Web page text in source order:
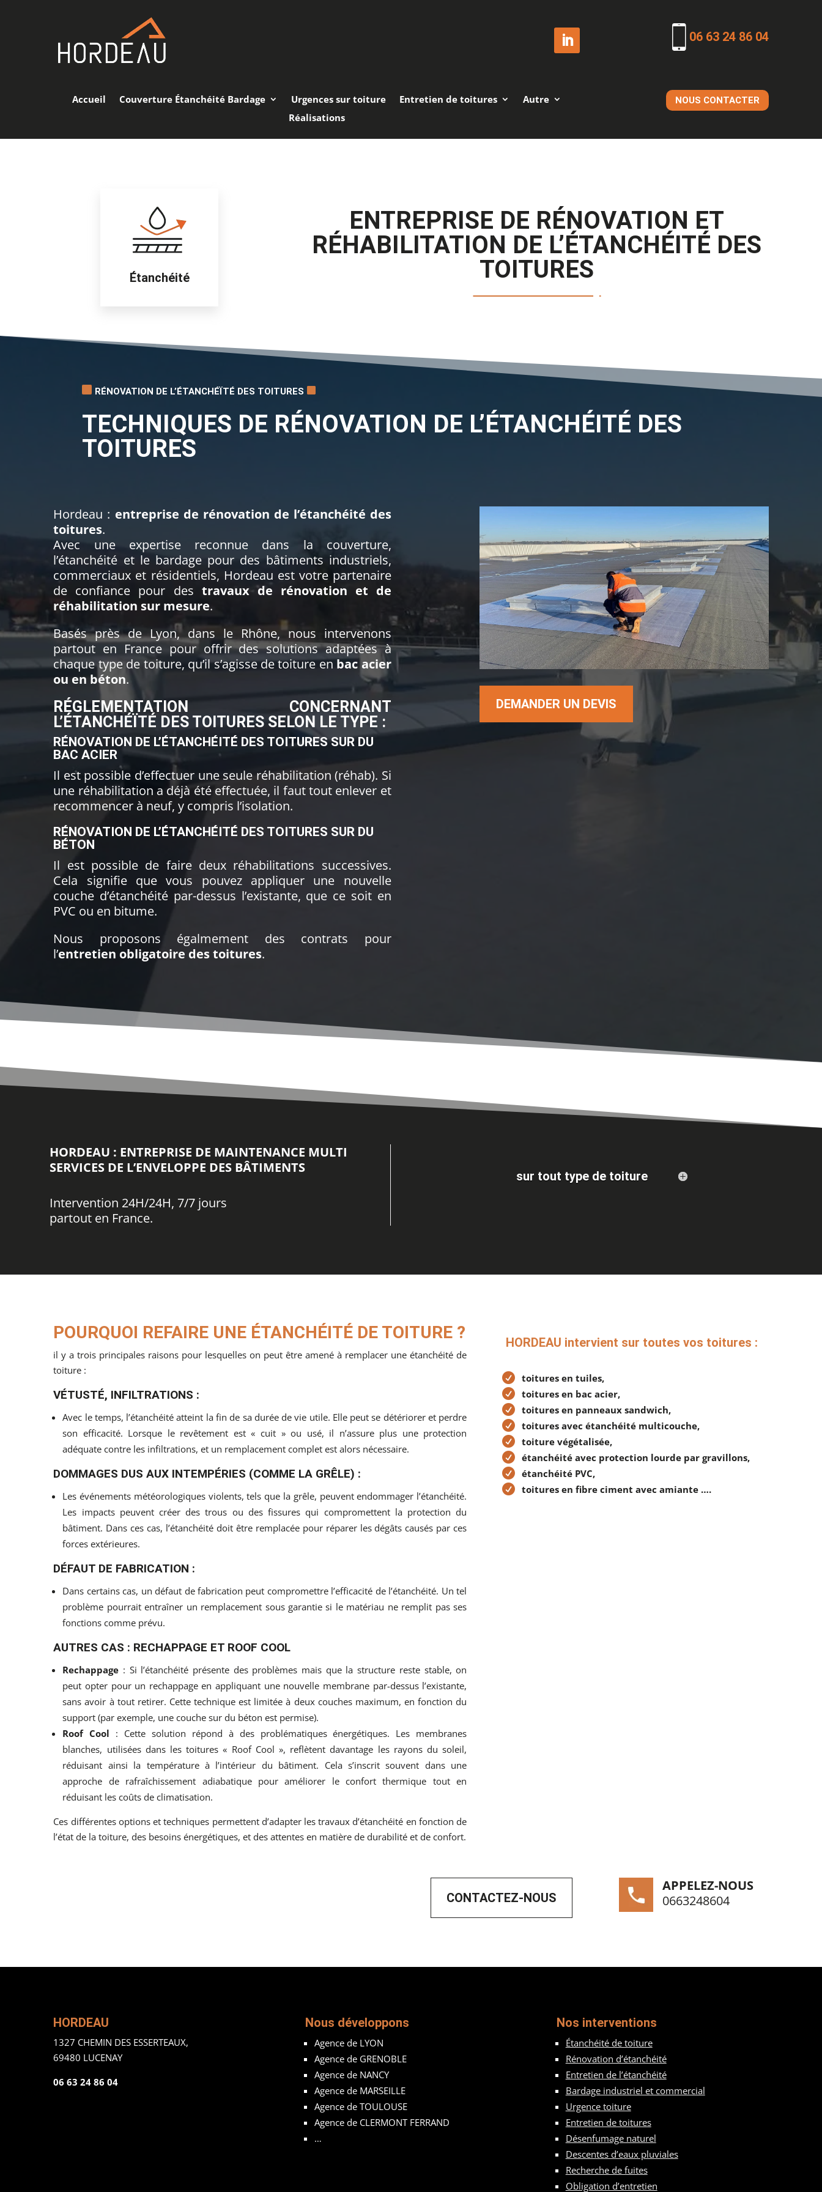
06 63 24 86 04
Accueil Couverture Étanchéité Bardage Urgences sur toiture Entretien de toitures
Autre
Réalisations
NOUS CONTACTER
Étanchéité
ENTREPRISE DE RÉNOVATION ET
RÉHABILITATION DE L’ÉTANCHÉITÉ DES
TOITURES
RÉNOVATION DE L’ÉTANCHÉÏTÉ DES TOITURES
TECHNIQUES DE RÉNOVATION DE L’ÉTANCHÉITÉ DES
TOITURES
Hordeau : entreprise de rénovation de l’étanchéité des
toitures.
Avec une expertise reconnue dans la couverture,
l’étanchéité et le bardage pour des bâtiments industriels,
commerciaux et résidentiels, Hordeau est votre partenaire
de confiance pour des travaux de rénovation et de
réhabilitation sur mesure.
Basés près de Lyon, dans le Rhône, nous intervenons
partout en France pour offrir des solutions adaptées à
chaque type de toiture, qu’il s’agisse de toiture enbac acier
ou en béton.
RÉGLEMENTATION CONCERNANT
L’ÉTANCHÉÏTÉ DES TOITURES SELON LE TYPE :
RÉNOVATION DE L’ÉTANCHÉITÉ DES TOITURES SUR DU
BAC ACIER
Il est possible d’effectuer une seule réhabilitation (réhab). Si
une réhabilitation a déjà été effectuée, il faut tout enlever et
recommencer à neuf, y compris l’isolation.
RÉNOVATION DE L’ÉTANCHÉITÉ DES TOITURES SUR DU
BÉTON
Il est possible de faire deux réhabilitations successives.
Cela signifie que vous pouvez appliquer une nouvelle
couche d’étanchéité par-dessus l’existante, que ce soit en
PVC ou en bitume.
Nous proposons égalmement des contrats pour
l’entretien obligatoire des toitures.
DEMANDER UN DEVIS
HORDEAU : ENTREPRISE DE MAINTENANCE MULTI
SERVICES DE L’ENVELOPPE DES BÂTIMENTS
Intervention 24H/24H, 7/7 jours
partout en France.
sur tout type de toiture
POURQUOI REFAIRE UNE ÉTANCHÉITÉ DE TOITURE ?
il y a trois principales raisons pour lesquelles on peut être amené à remplacer une étanchéité de
toiture :
VÉTUSTÉ, INFILTRATIONS :
Avec le temps, l’étanchéité atteint la fin de sa durée de vie utile. Elle peut se détériorer et perdre
son efficacité. Lorsque le revêtement est « cuit » ou usé, il n’assure plus une protection
adéquate contre les infiltrations, et un remplacement complet est alors nécessaire.
DOMMAGES DUS AUX INTEMPÉRIES (COMME LA GRÊLE) :
Les événements météorologiques violents, tels que la grêle, peuvent endommager l’étanchéité.
Les impacts peuvent créer des trous ou des fissures qui compromettent la protection du
bâtiment. Dans ces cas, l’étanchéité doit être remplacée pour réparer les dégâts causés par ces
forces extérieures.
DÉFAUT DE FABRICATION :
Dans certains cas, un défaut de fabrication peut compromettre l’efficacité de l’étanchéité. Un tel
problème pourrait entraîner un remplacement sous garantie si le matériau ne remplit pas ses
fonctions comme prévu.
AUTRES CAS : RECHAPPAGE ET ROOF COOL
Rechappage : Si l’étanchéité présente des problèmes mais que la structure reste stable, on
peut opter pour un rechappage en appliquant une nouvelle membrane par-dessus l’existante,
sans avoir à tout retirer. Cette technique est limitée à deux couches maximum, en fonction du
support (par exemple, une couche sur du béton est permise).
Roof Cool : Cette solution répond à des problématiques énergétiques. Les membranes
blanches, utilisées dans les toitures « Roof Cool », reflètent davantage les rayons du soleil,
réduisant ainsi la température à l’intérieur du bâtiment. Cela s’inscrit souvent dans une
approche de rafraîchissement adiabatique pour améliorer le confort thermique tout en
réduisant les coûts de climatisation.
Ces différentes options et techniques permettent d’adapter les travaux d’étanchéité en fonction de
l’état de la toiture, des besoins énergétiques, et des attentes en matière de durabilité et de confort.
HORDEAU intervient sur toutes vos toitures :
toitures en tuiles,
toitures en bac acier,
toitures en panneaux sandwich,
toitures avec étanchéité multicouche,
toiture végétalisée,
étanchéité avec protection lourde par gravillons,
étanchéité PVC,
toitures en fibre ciment avec amiante ….
CONTACTEZ-NOUS
APPELEZ-NOUS
0663248604
HORDEAU
1327 CHEMIN DES ESSERTEAUX,
69480 LUCENAY
06 63 24 86 04
Nous développons
Agence de LYON
Agence de GRENOBLE
Agence de NANCY
Agence de MARSEILLE
Agence de TOULOUSE
Agence de CLERMONT FERRAND
…
Nos interventions
Étanchéité de toiture
Rénovation d’étanchéité
Entretien de l’étanchéité
Bardage industriel et commercial
Urgence toiture
Entretien de toitures
Désenfumage naturel
Descentes d’eaux pluviales
Recherche de fuites
Obligation d’entretien